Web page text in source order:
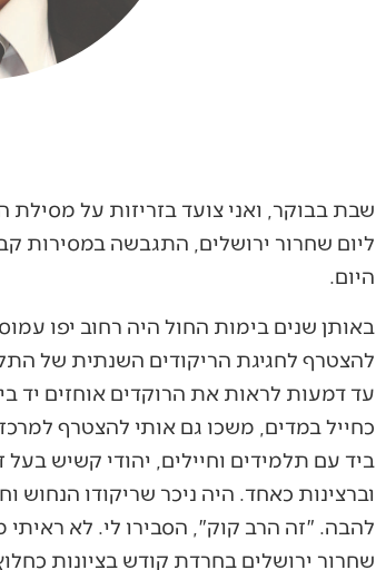
ליום שחרור ירושלים, התגבשה במסירות
היום.
באותן שנים בימות החול היה רחוב יפו
להצטרף לחגיגת הריקודים השנתית של
עד דמעות לראות את הרוקדים אוחזים יד
כחייל במדים, משכו גם אותי להצטרף
ביד עם תלמידים וחיילים, יהודי קשיש
וברצינות כאחד. היה ניכר שריקודו
להבה. "זה הרב קוק", הסבירו לי. לא ראיתי
שחרור ירושלים בחרדת קודש בציונות